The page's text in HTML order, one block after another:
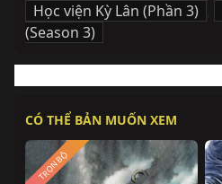
Học viện Kỳ Lân (Phần 3) ,
(Season 3)
CÓ THỂ BẢN MUỐN XEM
TRỌN BỘ